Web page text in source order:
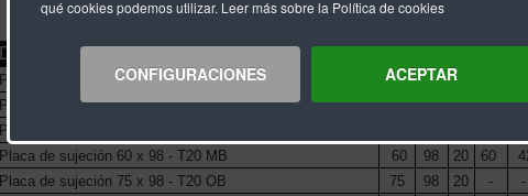
Descripción
Placa de sujeción 50 x 98 - T20 OB 50 98 20
Placa de sujeción 50 x 98 - T20 MB
50 98 20 60
Placa de sujeción 60 x 98 - T20 OB
Placa de sujeción 60 x 98 - T20 MB
60 98 20 60
Placa de sujeción 75 x 98 - T20 OB
75 98 20 - -
qué cookies podemos utilizar. Leer más sobre la Política de cookies
ACEPTAR
CONFIGURACIONES